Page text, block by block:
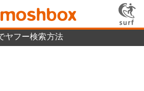
フー検索方法